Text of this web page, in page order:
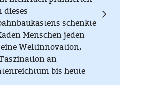
dieses
schenkte
Menschen jeden
Weltinnovation,
an
bis heute
ist. Höher, länger,